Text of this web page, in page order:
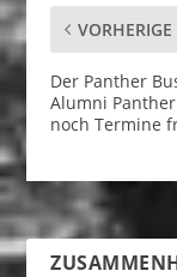
VORHERIGE
Der Panther
Alumni
noch Termine